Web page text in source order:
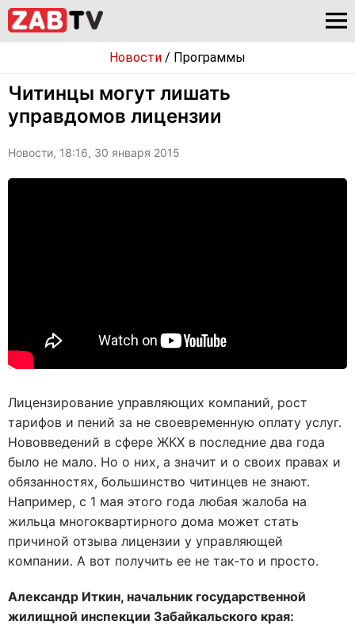
Новости / Программы
Читинцы могут лишать
управдомов лицензии
Новости, 18:16, 30 января 2015
Лицензирование управляющих компаний, рост
тарифов и пений за не своевременную оплату услуг.
Нововведений в сфере ЖКХ в последние два года
было не мало. Но о них, а значит и о своих правах и
обязанностях, большинство читинцев не знают.
Например, с 1 мая этого года любая жалоба на
жильца многоквартирного дома может стать
причиной отзыва лицензии у управляющей
компании. А вот получить ее не так-то и просто.
Александр Иткин, начальник государственной
жилищной инспекции Забайкальского края: